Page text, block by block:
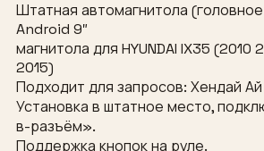
Штатная автомагнитола
Android 9″
магнитола для HYUNDAI IX35 (2010
2015)
Подходит для запросов: Хендай
Установка в штатное место,
в-разъём».
Поддержка кнопок на руле.